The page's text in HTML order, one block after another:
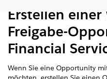
Erstellen einer
Freigabe-
Financial
Wenn Sie eine Opportunity